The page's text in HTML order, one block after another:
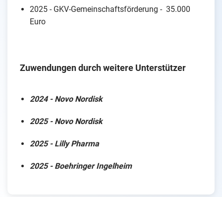
2025 - GKV-Gemeinschaftsförderung - 35.000
Euro
Zuwendungen durch weitere Unterstützer
2024 - Novo Nordisk
2025 - Novo Nordisk
2025 - Lilly Pharma
2025 - Boehringer Ingelheim